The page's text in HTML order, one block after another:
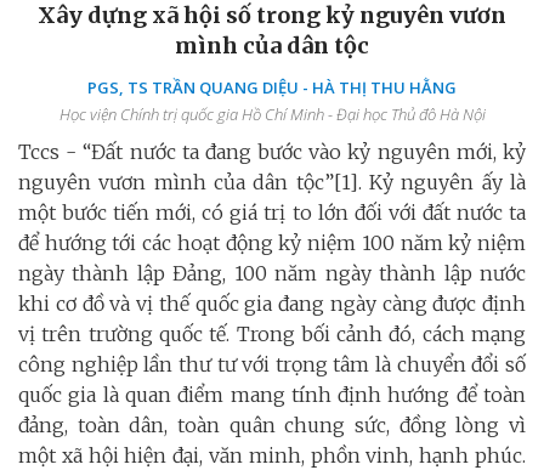
Xây dựng xã hội số trong kỷ nguyên vươn
mình của dân tộc
PGS, TS TRẦN QUANG DIỆU - HÀ THỊ THU HẰNG
Học viện Chính trị quốc gia Hồ Chí Minh - Đại học Thủ đô Hà Nội
Tccs - “Đất nước ta đang bước vào kỷ nguyên mới, kỷ
nguyên vươn mình của dân tộc”[1]. Kỷ nguyên ấy là
một bước tiến mới, có giá trị to lớn đối với đất nước ta
để hướng tới các hoạt động kỷ niệm 100 năm kỷ niệm
ngày thành lập Đảng, 100 năm ngày thành lập nước
khi cơ đồ và vị thế quốc gia đang ngày càng được định
vị trên trường quốc tế. Trong bối cảnh đó, cách mạng
công nghiệp lần thư tư với trọng tâm là chuyển đổi số
quốc gia là quan điểm mang tính định hướng để toàn
đảng, toàn dân, toàn quân chung sức, đồng lòng vì
một xã hội hiện đại, văn minh, phồn vinh, hạnh phúc.